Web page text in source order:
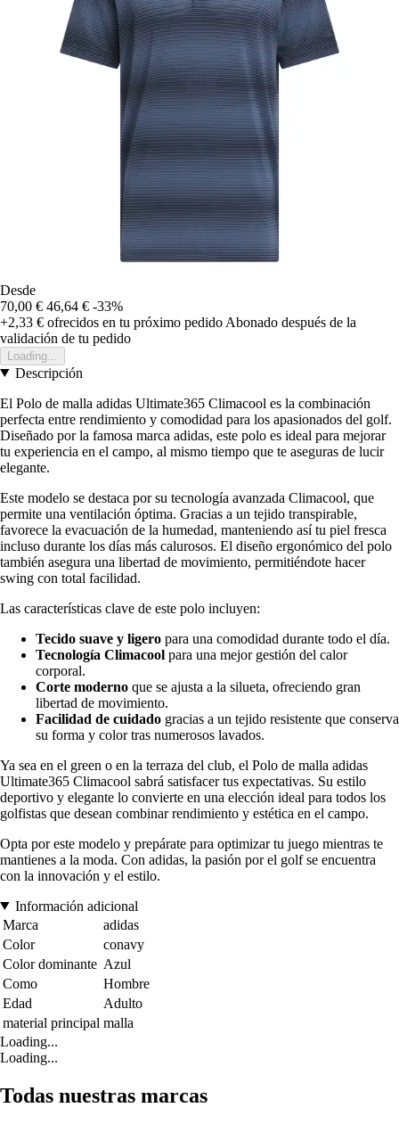
Desde
70,00 € 46,64 € -33%
+2,33 € ofrecidos en tu próximo pedido Abonado después de la
validación de tu pedido
Loading...
Descripción
El Polo de malla adidas Ultimate365 Climacool es la combinación
perfecta entre rendimiento y comodidad para los apasionados del golf.
Diseñado por la famosa marca adidas, este polo es ideal para mejorar
tu experiencia en el campo, al mismo tiempo que te aseguras de lucir
elegante.
Este modelo se destaca por su tecnología avanzada Climacool, que
permite una ventilación óptima. Gracias a un tejido transpirable,
favorece la evacuación de la humedad, manteniendo así tu piel fresca
incluso durante los días más calurosos. El diseño ergonómico del polo
también asegura una libertad de movimiento, permitiéndote hacer
swing con total facilidad.
Las características clave de este polo incluyen:
Tecido suave y ligero para una comodidad durante todo el día.
Tecnología Climacool para una mejor gestión del calor
corporal.
Corte moderno que se ajusta a la silueta, ofreciendo gran
libertad de movimiento.
Facilidad de cuidado gracias a un tejido resistente que conserva
su forma y color tras numerosos lavados.
Ya sea en el green o en la terraza del club, el Polo de malla adidas
Ultimate365 Climacool sabrá satisfacer tus expectativas. Su estilo
deportivo y elegante lo convierte en una elección ideal para todos los
golfistas que desean combinar rendimiento y estética en el campo.
Opta por este modelo y prepárate para optimizar tu juego mientras te
mantienes a la moda. Con adidas, la pasión por el golf se encuentra
con la innovación y el estilo.
Información adicional
Marca
adidas
Color
conavy
Color dominante Azul
Como
Hombre
Edad
Adulto
material principal malla
Loading...
Loading...
Todas nuestras marcas